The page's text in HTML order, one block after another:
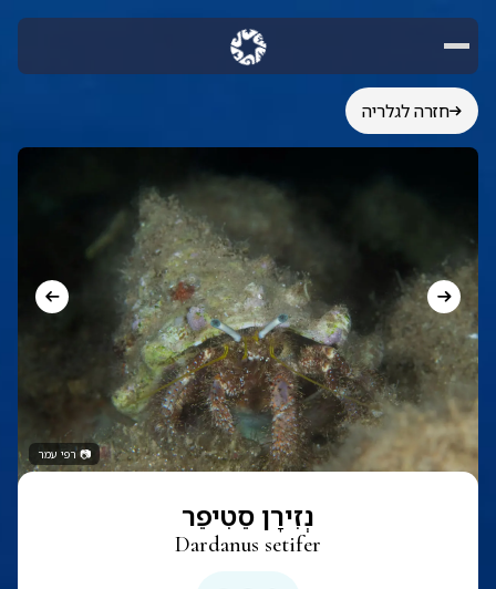
חזרה לגלריה
📷רפי עמר
נְזִירָן סֵטִיפֵר
Dardanus setifer